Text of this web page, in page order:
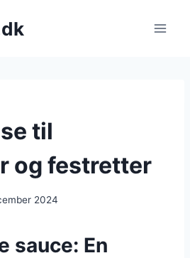
til
og festretter
2024
sauce: En